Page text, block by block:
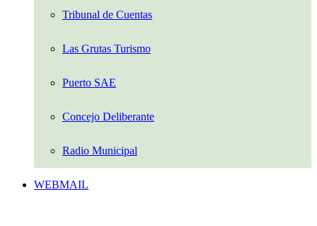
Tribunal de Cuentas
Las Grutas Turismo
Puerto SAE
Concejo Deliberante
Radio Municipal
WEBMAIL